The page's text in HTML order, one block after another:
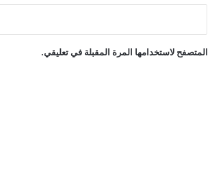
لاستخدامها المرة المقبلة في تعليقي.